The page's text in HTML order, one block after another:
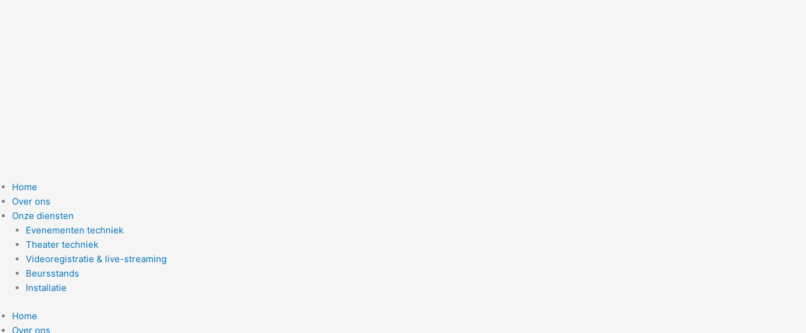
Home
Over ons
Onze diensten
Evenementen techniek
Theater techniek
Videoregistratie & live-streaming
Beursstands
Installatie
Home
Over ons